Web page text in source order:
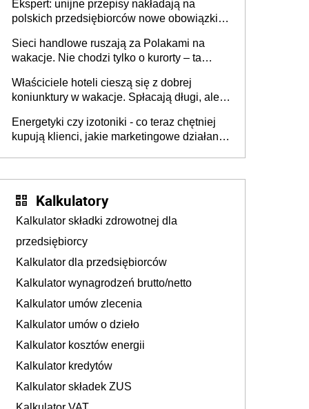
Ekspert: unijne przepisy nakładają na
polskich przedsiębiorców nowe obowiązki w
Sieci handlowe ruszają za Polakami na
wakacje. Nie chodzi tylko o kurorty – ta
tam, gdzie wielu spędzi urlop po cichu
Właściciele hoteli cieszą się z dobrej
koniunktury w wakacje. Spłacają długi, ale
Energetyki czy izotoniki - co teraz chętniej
kupują klienci, jakie marketingowe działania
Kalkulatory
Kalkulator składki zdrowotnej dla
przedsiębiorcy
Kalkulator dla przedsiębiorców
Kalkulator wynagrodzeń brutto/netto
Kalkulator umów zlecenia
Kalkulator umów o dzieło
Kalkulator kosztów energii
Kalkulator kredytów
Kalkulator składek ZUS